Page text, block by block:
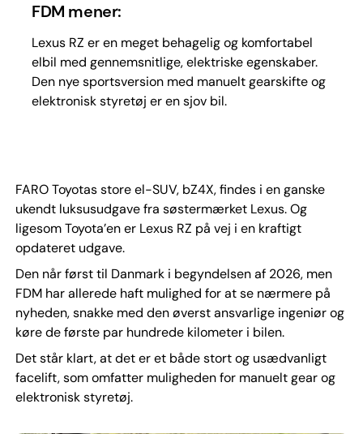
FDM mener:
Lexus RZ er en meget behagelig og komfortabel
elbil med gennemsnitlige, elektriske egenskaber.
Den nye sportsversion med manuelt gearskifte og
elektronisk styretøj er en sjov bil.
FARO Toyotas store el-SUV, bZ4X, findes i en ganske
ukendt luksusudgave fra søstermærket Lexus. Og
ligesom Toyota’en er Lexus RZ på vej i en kraftigt
opdateret udgave.
Den når først til Danmark i begyndelsen af 2026, men
FDM har allerede haft mulighed for at se nærmere på
nyheden, snakke med den øverst ansvarlige ingeniør og
køre de første par hundrede kilometer i bilen.
Det står klart, at det er et både stort og usædvanligt
facelift, som omfatter muligheden for manuelt gear og
elektronisk styretøj.